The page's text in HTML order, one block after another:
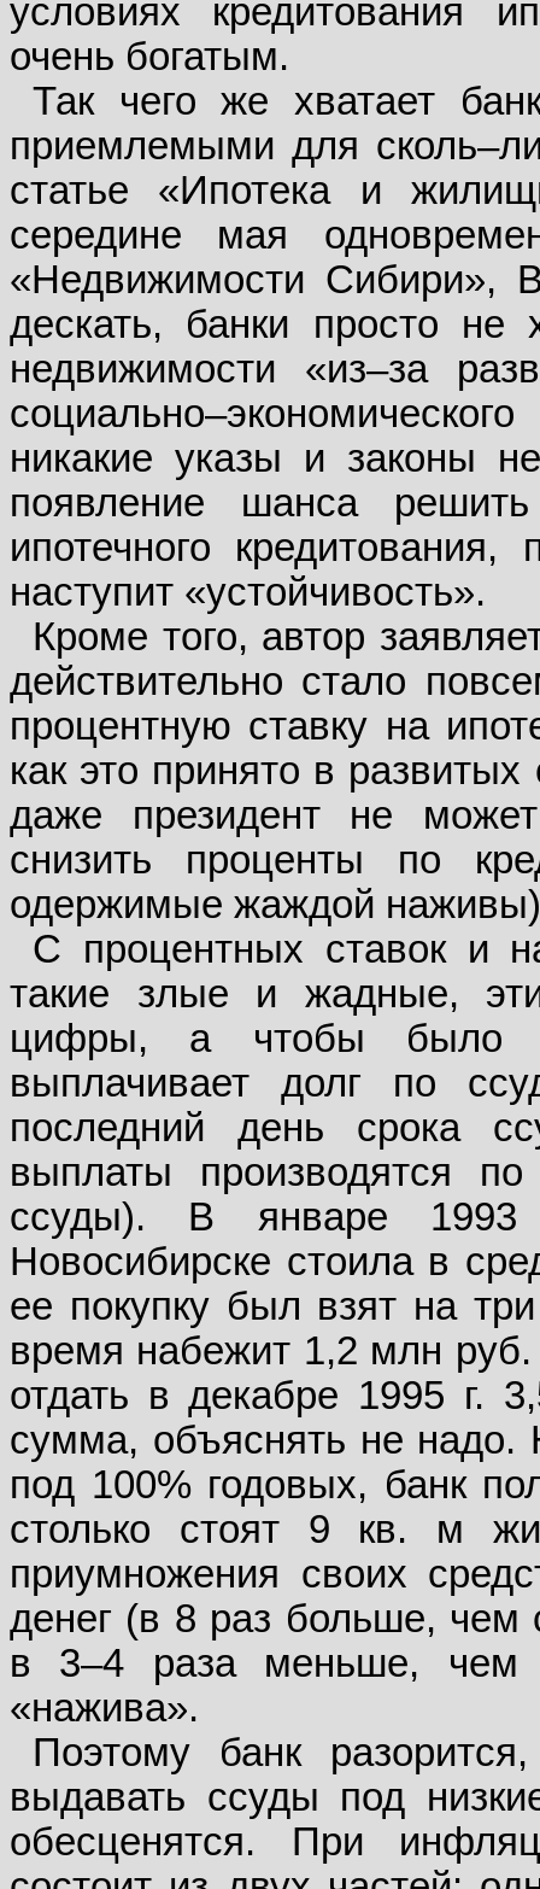
условиях кредитования
очень богатым.
Так чего же хватает
приемлемыми для
статье «Ипотека и
середине мая
«Недвижимости Сибири»,
дескать, банки просто не
недвижимости «из–за
никакие указы и законы
появление шанса
ипотечного
наступит «устойчивость».
Кроме того, автор
действительно стало
процентную ставку на
как это принято в
даже президент не может
снизить проценты по
одержимые жаждой наживы)
С процентных ставок и
такие злые и жадные,
цифры, а чтобы было
выплачивает долг по
последний день срока
выплаты производятся
ссуды). В январе 1993
Новосибирске стоила в
ее покупку был взят на
время набежит 1,2 млн руб.
отдать в декабре 1995 г.
сумма, объяснять не
под 100% годовых, банк
столько стоят 9 кв. м
приумножения своих
денег (в 8 раз больше, чем
в 3–4 раза меньше, чем
«нажива».
Поэтому банк
выдавать ссуды под
обесценятся. При